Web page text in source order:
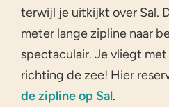
terwijl je uitkijkt over Sal.
meter lange zipline naar
spectaculair. Je vliegt
richting de zee! Hier
de zipline op Sal.